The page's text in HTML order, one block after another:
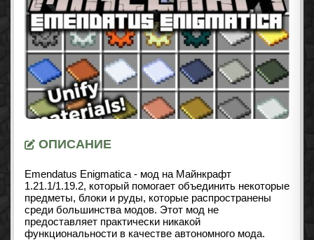
ОПИСАНИЕ
Emendatus Enigmatica - мод на Майнкрафт
1.21.1/1.19.2, который помогает объединить некоторые
предметы, блоки и руды, которые распространены
среди большинства модов. Этот мод не
предоставляет практически никакой
функциональности в качестве автономного мода.